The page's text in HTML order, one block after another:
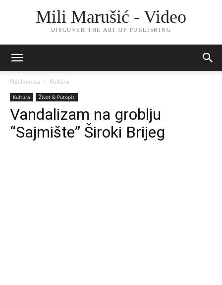
Mili Marušić - Video
DISCOVER THE ART OF PUBLISHING
Naslovnica Kultura
Kultura Život & Putopis
Vandalizam na groblju
“Sajmište” Široki Brijeg